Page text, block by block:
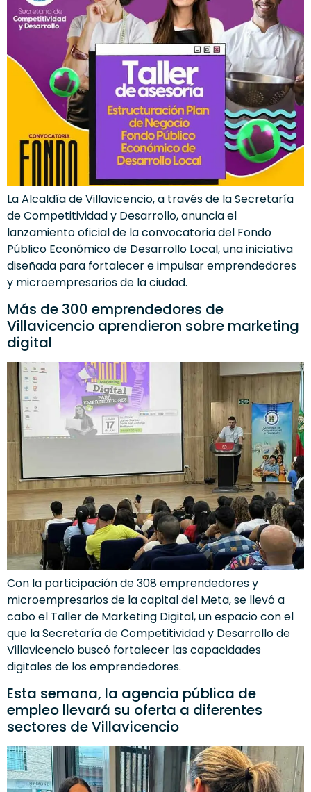
La Alcaldía de Villavicencio, a través de la Secretaría
de Competitividad y Desarrollo, anuncia el
lanzamiento oficial de la convocatoria del Fondo
Público Económico de Desarrollo Local, una iniciativa
diseñada para fortalecer e impulsar emprendedores
y microempresarios de la ciudad.
Más de 300 emprendedores de
Villavicencio aprendieron sobre marketing
digital
Con la participación de 308 emprendedores y
microempresarios de la capital del Meta, se llevó a
cabo el Taller de Marketing Digital, un espacio con el
que la Secretaría de Competitividad y Desarrollo de
Villavicencio buscó fortalecer las capacidades
digitales de los emprendedores.
Esta semana, la agencia pública de
empleo llevará su oferta a diferentes
sectores de Villavicencio